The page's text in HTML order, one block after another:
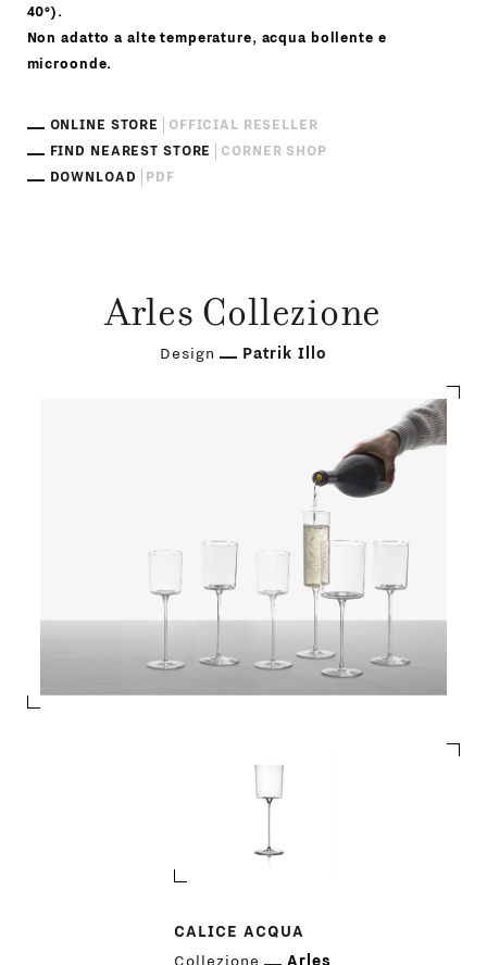
40°).
Non adatto a alte temperature, acqua bollente e
microonde.
ONLINE STORE
OFFICIAL RESELLER
FIND NEAREST STORE
CORNER SHOP
DOWNLOAD
PDF
Arles Collezione
Design Patrik Illo
CALICE ACQUA